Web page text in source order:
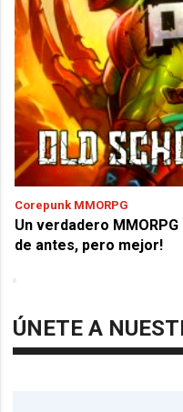
Corepunk MMORPG
Un verdadero
de antes, pero mejor!
ÚNETE A